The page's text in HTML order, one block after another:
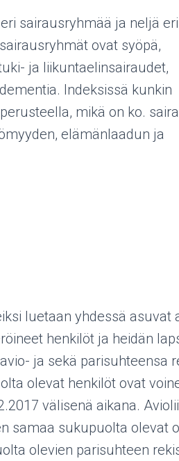
sairausryhmää ja neljä eri
ovat syöpä,
ja liikuntaelinsairaudet,
Indeksissä kunkin
mikä on ko.
elämänlaadun ja
luetaan yhdessä asuvat
henkilöt ja heidän
ja sekä parisuhteensa
olevat henkilöt ovat
välisenä aikana.
samaa sukupuolta olevat
olevien parisuhteen